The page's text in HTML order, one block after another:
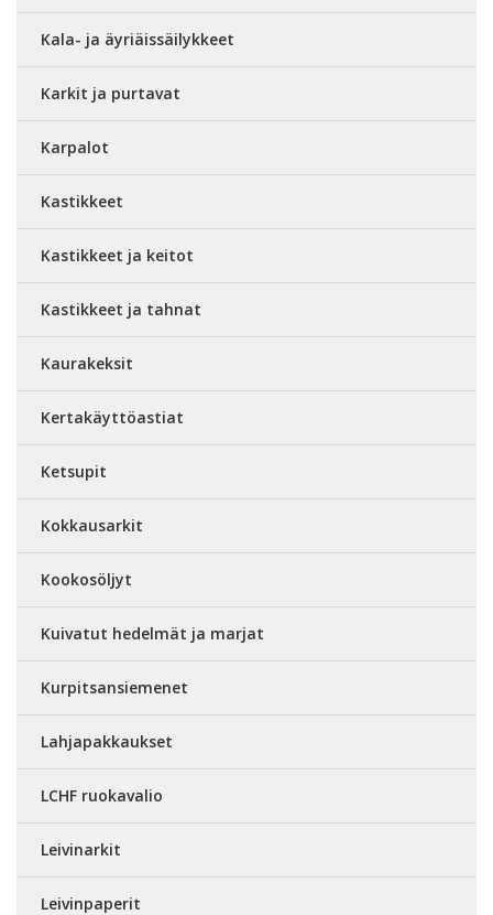
Kala- ja äyriäissäilykkeet
Karkit ja purtavat
Karpalot
Kastikkeet
Kastikkeet ja keitot
Kastikkeet ja tahnat
Kaurakeksit
Kertakäyttöastiat
Ketsupit
Kokkausarkit
Kookosöljyt
Kuivatut hedelmät ja marjat
Kurpitsansiemenet
Lahjapakkaukset
LCHF ruokavalio
Leivinarkit
Leivinpaperit